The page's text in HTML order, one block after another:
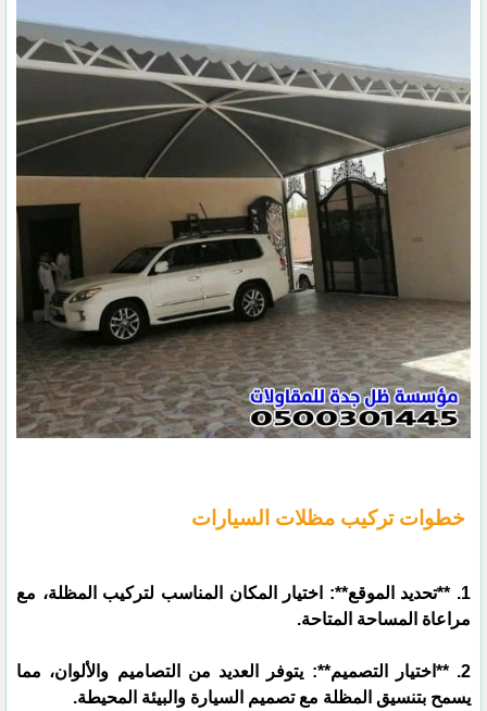
خطوات تركيب مظلات السيارات
1. **تحديد الموقع**: اختيار المكان المناسب لتركيب المظلة، مع
مراعاة المساحة المتاحة.
2. **اختيار التصميم**: يتوفر العديد من التصاميم والألوان، مما
يسمح بتنسيق المظلة مع تصميم السيارة والبيئة المحيطة.